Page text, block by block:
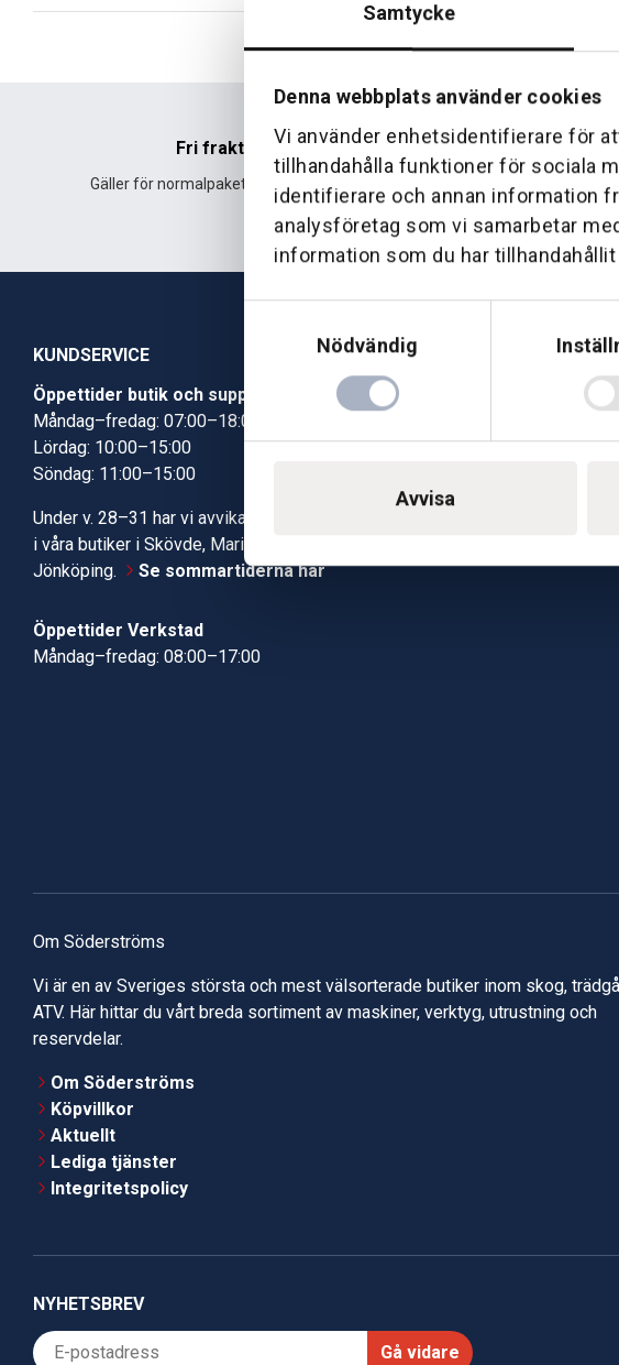
Samtycke
Denna webbplats använder cookies
Vi använder enhetsidentifierare för
tillhandahålla funktioner för sociala
identifierare och annan information
analysföretag som vi samarbetar
information som du har
Nödvändig
Avvisa
Fri frakt
Gäller för normalpaket över 500 kr.
Hemleverans
Leverans fram till din dörr.
KUNDSERVICE
Öppettider butik och support
Måndag–fredag: 07:00–18:00
Lördag: 10:00–15:00
Söndag: 11:00–15:00
Under v. 28–31 har vi avvikande öppettider
i våra butiker i Skövde, Mariestad och
Jönköping.
Se sommartiderna här
Öppettider Verkstad
Måndag–fredag: 08:00–17:00
Butik Skövde
Kundcenter
Boka tid i verkstad
Om Söderströms
Vi är en av Sveriges största och mest välsorterade butiker inom skog,
ATV. Här hittar du vårt breda sortiment av maskiner, verktyg, utrustning och
reservdelar.
Om Söderströms
Köpvillkor
Aktuellt
Lediga tjänster
Integritetspolicy
NYHETSBREV
Gå vidare